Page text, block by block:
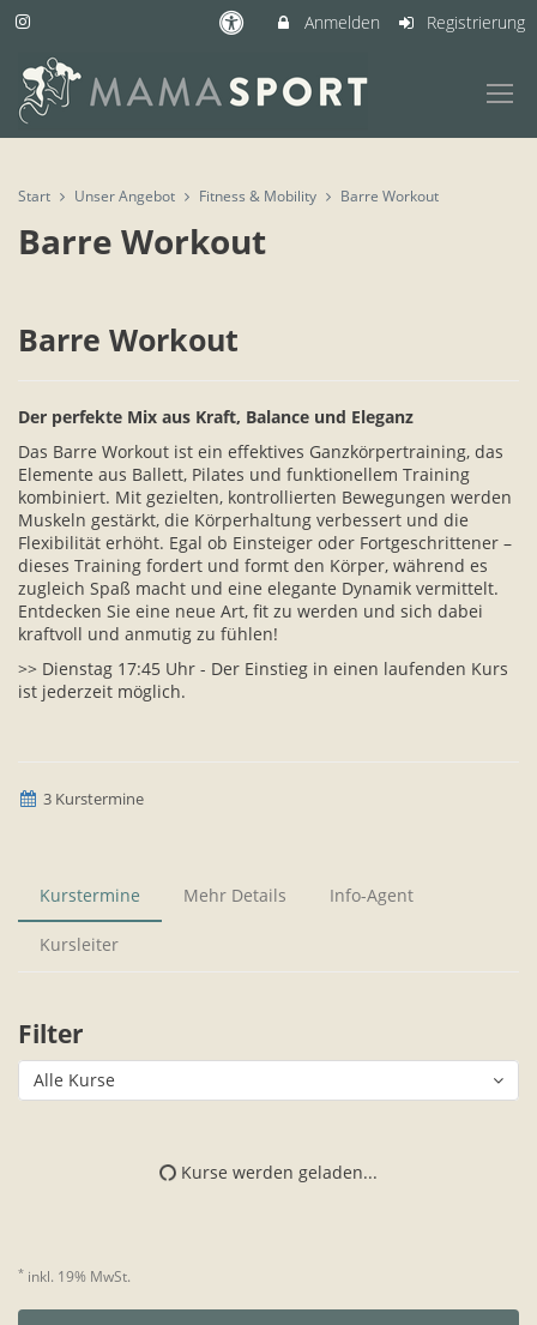
Anmelden Registrierung
Start Unser Angebot Fitness & Mobility Barre Workout
Barre Workout
Barre Workout
Der perfekte Mix aus Kraft, Balance und Eleganz
Das Barre Workout ist ein effektives Ganzkörpertraining, das
Elemente aus Ballett, Pilates und funktionellem Training
kombiniert. Mit gezielten, kontrollierten Bewegungen werden
Muskeln gestärkt, die Körperhaltung verbessert und die
Flexibilität erhöht. Egal ob Einsteiger oder Fortgeschrittener –
dieses Training fordert und formt den Körper, während es
zugleich Spaß macht und eine elegante Dynamik vermittelt.
Entdecken Sie eine neue Art, fit zu werden und sich dabei
kraftvoll und anmutig zu fühlen!
>> Dienstag 17:45 Uhr - Der Einstieg in einen laufenden Kurs
ist jederzeit möglich.
3 Kurstermine
Kurstermine Mehr Details Info-Agent
Kursleiter
Filter
Alle Kurse
Kurse werden geladen...
* inkl. 19% MwSt.